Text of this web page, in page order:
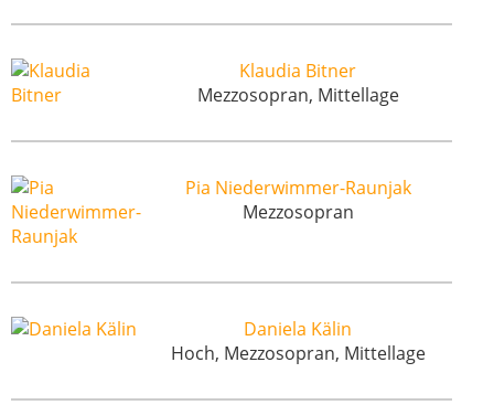
Klaudia Bitner
Mezzosopran, Mittellage
Pia Niederwimmer-Raunjak
Mezzosopran
Daniela Kälin
Hoch, Mezzosopran, Mittellage